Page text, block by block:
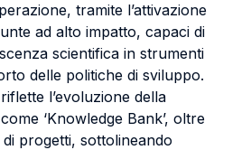
tramite l’attivazione
ad alto impatto, capaci di
scientifica in strumenti
delle politiche di sviluppo.
l’evoluzione della
‘Knowledge Bank’, oltre
progetti, sottolineando